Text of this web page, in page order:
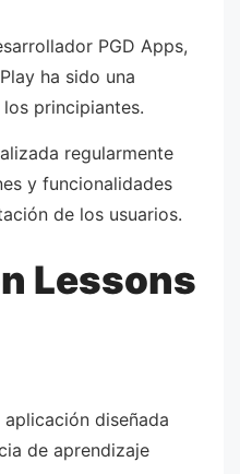
PGD Apps,
ha sido una
principiantes.
regularmente
y funcionalidades
de los usuarios.
Lessons
diseñada
de aprendizaje